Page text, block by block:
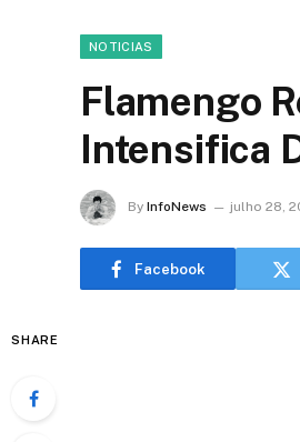
NOTICIAS
Flamengo
Intensifica
By InfoNews julho 28,
Facebook
SHARE